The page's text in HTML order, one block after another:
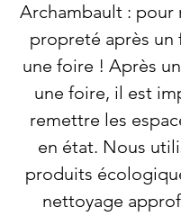
Archambault : pour
propreté après un
une foire ! Après
une foire, il est
remettre les
en état. Nous
produits
nettoyage